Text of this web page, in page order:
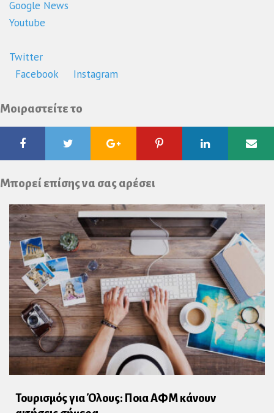
Google News
Youtube
Twitter
Facebook
Instagram
Μοιραστείτε το
FacebookTwitter Google
Plus
Pinterest Linkedin
Μπορεί επίσης να σας αρέσει
Τουρισμός για Όλους: Ποια ΑΦΜ κάνουν